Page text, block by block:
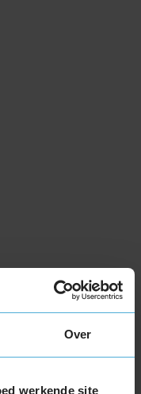
Over
werkende site